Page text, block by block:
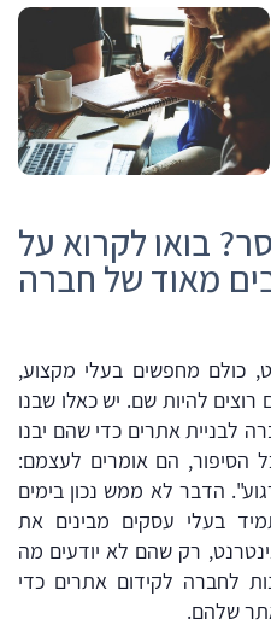
בואו לקרוא על
מאוד של חברה
כולם מחפשים בעלי מקצוע,
להיות שם. יש כאלו שבנו
לבניית אתרים כדי שהם יבנו
הסיפור, הם אומרים לעצמם:
הדבר לא ממש נכון בימים
בעלי עסקים מבינים את
רק שהם לא יודעים מה
לחברה לקידום אתרים כדי
שלהם.